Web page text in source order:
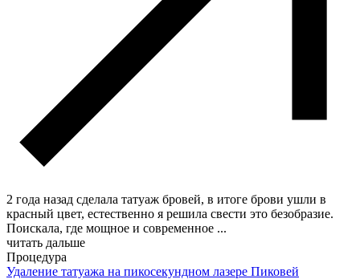
2 года назад сделала татуаж бровей, в итоге брови ушли в
красный цвет, естественно я решила свести это безобразие.
Поискала, где мощное и современное ...
читать дальше
Процедура
Удаление татуажа на пикосекундном лазере Пиковей